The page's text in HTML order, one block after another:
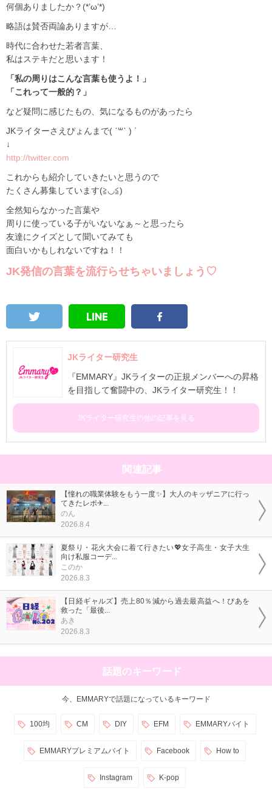
何個ありましたか？(*’ω’*)
略語は賛否両論ありますが…
時代に合わせた若者言葉、
私はステキだと思います！
「私の周りはこんな言葉も使うよ！」
「これって一般的？」
など疑問に感じたもの、気になるものがあったら
JKライターさえぴょんまで( ˊ꒳ˋ ) ᐝ
↓
http://twitter.com
これからも紹介していきたいと思うので
たくさん募集しています(≧◡≦)
全然知らなかった言葉や
周りに使っている子がいないなぁ～と思ったら
友達にクイズとして聞いてみても
面白いかもしれないですね！！
JK発信の言葉を流行らせちゃいましょう♡
JKライター研究生
『EMMARY』JKライターの正規メンバーへの昇格
を目指して奮闘中の、JKライター研究生！！
JKライター研究生の他の記事を見る
関連記事
【憧れの職業体験をもう一度✨】大人のキッザニアに行っ
てきたレポ✈...
のん
2026.8.4
夏祭り・花火大会に着て行きたい💖女子高生・女子大生
向け私服コーデ...
このか
2026.8.3
【日経ギャルズ】売上80％減から過去最高益へ！ぴあを
救った「最後...
あき
2026.8.3
話題のキーワード
今、EMMARYで話題になっているキーワード
100均 CM DIY EFM EMMARYバイト
EMMARYプレミアムバイト Facebook How to
Instagram K-pop